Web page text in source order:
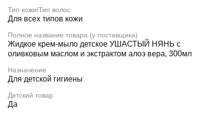
Тип кожи/Тип волос
Для всех типов кожи
Полное название товара (у поставщика)
Жидкое крем-мыло детское УШАСТЫЙ НЯНЬ с
оливковым маслом и экстрактом алоэ вера, 300мл
Назначение
Для детской гигиены
Детский товар
Да